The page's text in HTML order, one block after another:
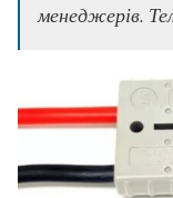
менеджерів.